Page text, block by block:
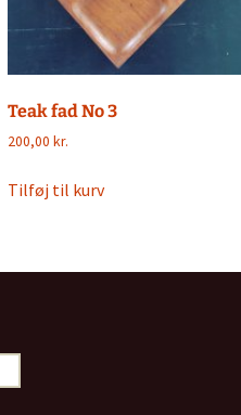
Teak fad No 3
200,00 kr.
Tilføj til kurv